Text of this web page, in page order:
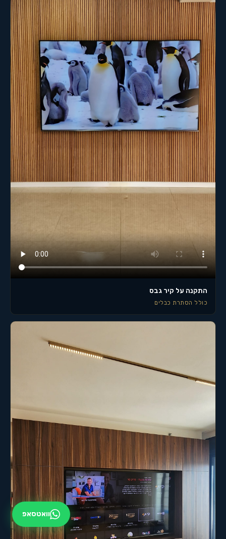
התקנה על קיר גבס
כולל הסתרת כבלים
וואטסאפ